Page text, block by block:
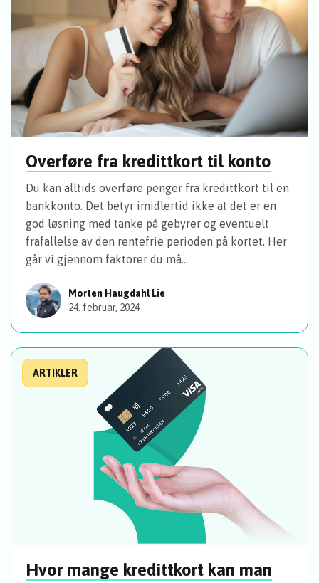
Overføre fra kredittkort til konto
Du kan alltids overføre penger fra kredittkort til en
bankkonto. Det betyr imidlertid ikke at det er en
god løsning med tanke på gebyrer og eventuelt
frafallelse av den rentefrie perioden på kortet. Her
går vi gjennom faktorer du må...
Morten Haugdahl Lie
24. februar, 2024
ARTIKLER
Hvor mange kredittkort kan man